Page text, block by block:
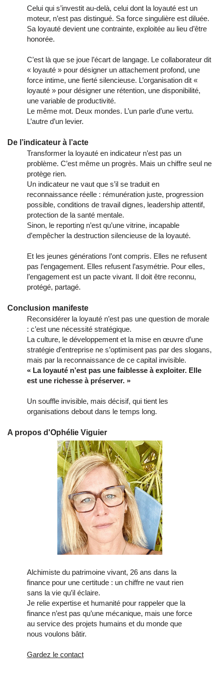
Celui qui s’investit au-delà, celui dont la loyauté est un
moteur, n’est pas distingué. Sa force singulière est diluée.
Sa loyauté devient une contrainte, exploitée au lieu d’être
honorée.
C’est là que se joue l’écart de langage. Le collaborateur dit
« loyauté » pour désigner un attachement profond, une
force intime, une fierté silencieuse. L’organisation dit «
loyauté » pour désigner une rétention, une disponibilité,
une variable de productivité.
Le même mot. Deux mondes. L’un parle d’une vertu.
L’autre d’un levier.
De l’indicateur à l’acte
Transformer la loyauté en indicateur n’est pas un
problème. C’est même un progrès. Mais un chiffre seul ne
protège rien.
Un indicateur ne vaut que s’il se traduit en
reconnaissance réelle : rémunération juste, progression
possible, conditions de travail dignes, leadership attentif,
protection de la santé mentale.
Sinon, le reporting n’est qu’une vitrine, incapable
d’empêcher la destruction silencieuse de la loyauté.
Et les jeunes générations l’ont compris. Elles ne refusent
pas l’engagement. Elles refusent l’asymétrie. Pour elles,
l’engagement est un pacte vivant. Il doit être reconnu,
protégé, partagé.
Conclusion manifeste
Reconsidérer la loyauté n’est pas une question de morale
: c’est une nécessité stratégique.
La culture, le développement et la mise en œuvre d’une
stratégie d’entreprise ne s’optimisent pas par des slogans,
mais par la reconnaissance de ce capital invisible.
« La loyauté n’est pas une faiblesse à exploiter. Elle
est une richesse à préserver. »
Un souffle invisible, mais décisif, qui tient les
organisations debout dans le temps long.
A propos d'Ophélie Viguier
Alchimiste du patrimoine vivant, 26 ans dans la
finance pour une certitude : un chiffre ne vaut rien
sans la vie qu’il éclaire.
Je relie expertise et humanité pour rappeler que la
finance n’est pas qu’une mécanique, mais une force
au service des projets humains et du monde que
nous voulons bâtir.
Gardez le contact